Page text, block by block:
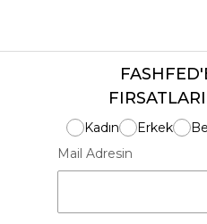
Kadın Erkek
Mail Adresin